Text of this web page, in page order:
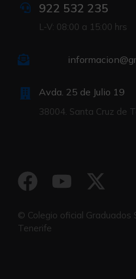
922 532 235
L-V: 08:00 a 15:00 hrs
Avda. 25 de Julio 19
38004. Santa Cruz de
© Colegio oficial Graduados
Tenerife